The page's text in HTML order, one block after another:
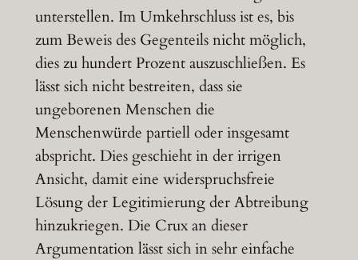
unterstellen. Im Umkehrschluss ist es, bis
zum Beweis des Gegenteils nicht möglich,
dies zu hundert Prozent auszuschließen. Es
lässt sich nicht bestreiten, dass sie
ungeborenen Menschen die
Menschenwürde partiell oder insgesamt
abspricht. Dies geschieht in der irrigen
Ansicht, damit eine widerspruchsfreie
Lösung der Legitimierung der Abtreibung
hinzukriegen. Die Crux an dieser
Argumentation lässt sich in sehr einfache